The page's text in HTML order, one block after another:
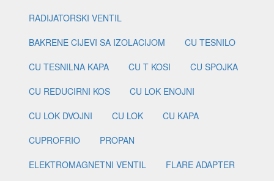
RADIJATORSKI VENTIL
BAKRENE CIJEVI SA IZOLACIJOM
CU TESNILO
CU TESNILNA KAPA
CU T KOSI
CU SPOJKA
CU REDUCIRNI KOS
CU LOK ENOJNI
CU LOK DVOJNI
CU LOK
CU KAPA
CUPROFRIO
PROPAN
ELEKTROMAGNETNI VENTIL
FLARE ADAPTER